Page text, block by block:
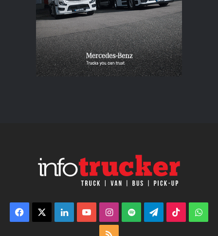
Facebook LinkedInYouTubeInstagram
Spotify TelegramTikTok